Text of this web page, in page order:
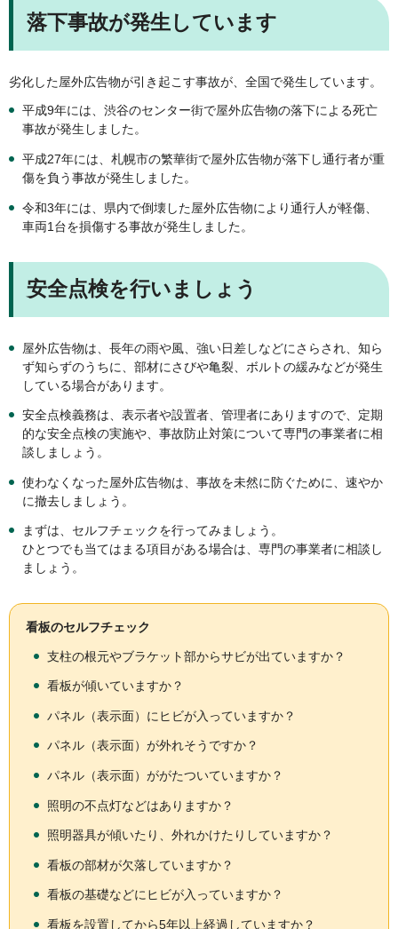
落下事故が発生しています
劣化した屋外広告物が引き起こす事故が、全国で発生しています。
平成9年には、渋谷のセンター街で屋外広告物の落下による死亡
事故が発生しました。
平成27年には、札幌市の繁華街で屋外広告物が落下し通行者が重
傷を負う事故が発生しました。
令和3年には、県内で倒壊した屋外広告物により通行人が軽傷、
車両1台を損傷する事故が発生しました。
安全点検を行いましょう
屋外広告物は、長年の雨や風、強い日差しなどにさらされ、知ら
ず知らずのうちに、部材にさびや亀裂、ボルトの緩みなどが発生
している場合があります。
安全点検義務は、表示者や設置者、管理者にありますので、定期
的な安全点検の実施や、事故防止対策について専門の事業者に相
談しましょう。
使わなくなった屋外広告物は、事故を未然に防ぐために、速やか
に撤去しましょう。
まずは、セルフチェックを行ってみましょう。
ひとつでも当てはまる項目がある場合は、専門の事業者に相談し
ましょう。
看板のセルフチェック
支柱の根元やブラケット部からサビが出ていますか？
看板が傾いていますか？
パネル（表示面）にヒビが入っていますか？
パネル（表示面）が外れそうですか？
パネル（表示面）ががたついていますか？
照明の不点灯などはありますか？
照明器具が傾いたり、外れかけたりしていますか？
看板の部材が欠落していますか？
看板の基礎などにヒビが入っていますか？
看板を設置してから5年以上経過していますか？